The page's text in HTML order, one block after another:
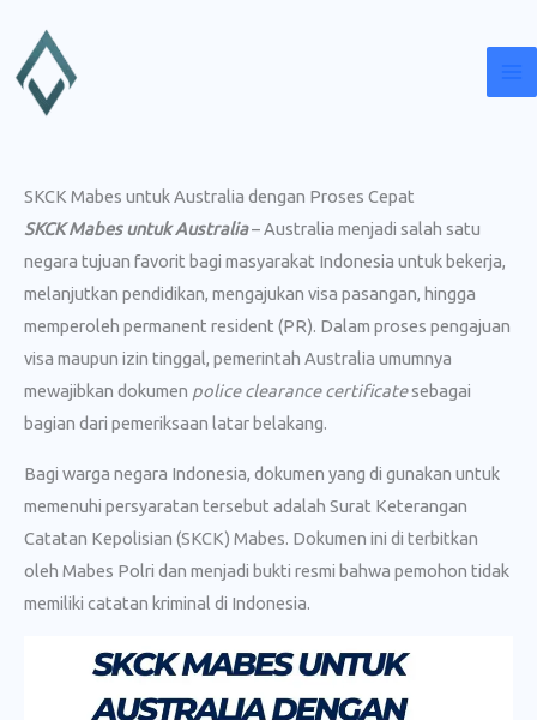
konten
SKCK Mabes untuk Australia dengan Proses Cepat
SKCK Mabes untuk Australia– Australia menjadi salah satu
negara tujuan favorit bagi masyarakat Indonesia untuk bekerja,
melanjutkan pendidikan, mengajukan visa pasangan, hingga
memperoleh permanent resident (PR). Dalam proses pengajuan
visa maupun izin tinggal, pemerintah Australia umumnya
mewajibkan dokumen police clearance certificatesebagai
bagian dari pemeriksaan latar belakang.
Bagi warga negara Indonesia, dokumen yang di gunakan untuk
memenuhi persyaratan tersebut adalah Surat Keterangan
Catatan Kepolisian (SKCK) Mabes. Dokumen ini di terbitkan
oleh Mabes Polri dan menjadi bukti resmi bahwa pemohon tidak
memiliki catatan kriminal di Indonesia.